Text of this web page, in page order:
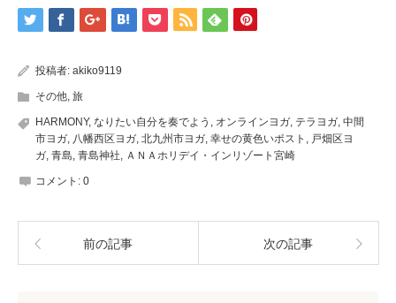
投稿者: akiko9119
その他 旅
HARMONY, なりたい自分を奏でよう オンラインヨガ テラヨガ 中間
市ヨガ 八幡西区ヨガ 北九州市ヨガ 幸せの黄色いポスト
戸畑区ヨ
ガ 青島 青島神社 ＡＮＡホリデイ・インリゾート宮崎
コメント: 0
前の記事 次の記事